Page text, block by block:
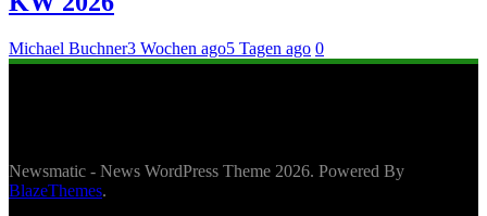
Michael Buchner3 Wochen ago5 Tagen ago 0
Newsmatic - News WordPress Theme 2026. Powered By
BlazeThemes.